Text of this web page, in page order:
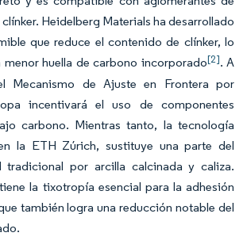
Heidelberg Materials ha desarrollado
que reduce el contenido de clínker, lo
menor huella de carbono incorporado[2]. A
Mecanismo de Ajuste en Frontera por
incentivará el uso de componentes
carbono. Mientras tanto, la tecnología
la ETH Zúrich, sustituye una parte del
tradicional por arcilla calcinada y caliza.
la tixotropía esencial para la adhesión
también logra una reducción notable del